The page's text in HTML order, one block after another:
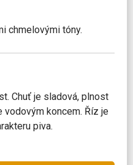
chmelovými tóny.
Chuť je sladová, plnost
vodovým koncem. Říz je
piva.